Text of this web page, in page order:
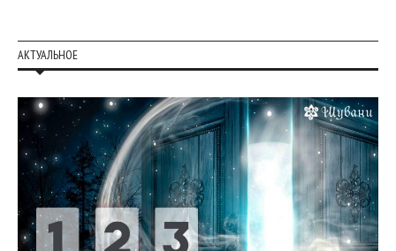
АКТУАЛЬНОЕ